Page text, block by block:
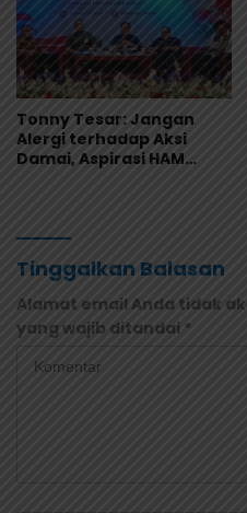
Tonny Tesar: Jangan
Alergi terhadap Aksi
Damai, Aspirasi HAM
Tinggalkan Balasan
Alamat email Anda tidak
yang wajib ditandai *